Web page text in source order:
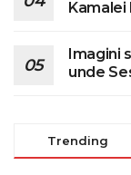
Kamalei
Imagini
unde
Trending